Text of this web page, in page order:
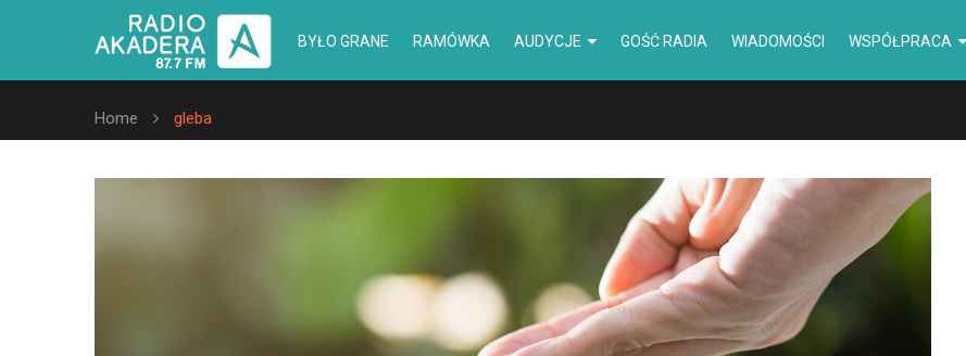
BYŁO GRANE RAMÓWKA AUDYCJE GOŚĆ RADIA WIADOMOŚCI WSPÓŁPRACA
Home gleba